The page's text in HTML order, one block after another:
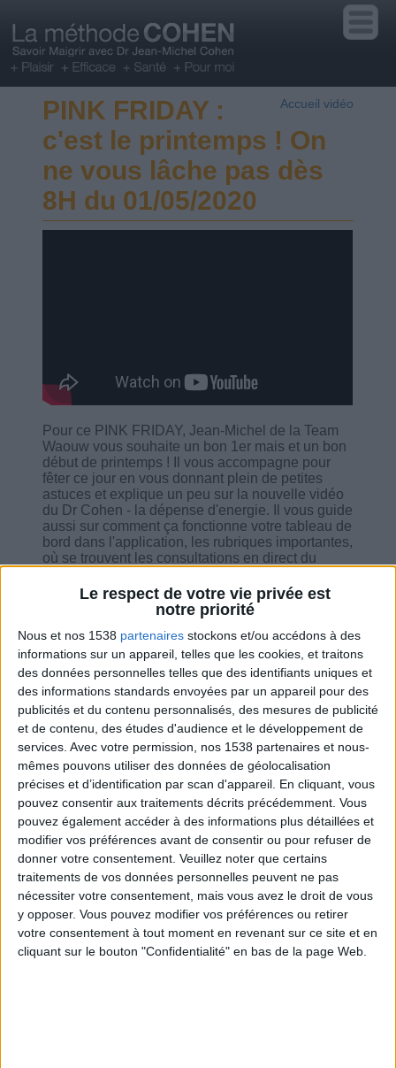
Le respect de votre vie privée est
notre priorité
Nous et nos 1538 partenaires stockons et/ou accédons à des
informations sur un appareil, telles que les cookies, et traitons
des données personnelles telles que des identifiants uniques et
des informations standards envoyées par un appareil pour des
publicités et du contenu personnalisés, des mesures de publicité
et de contenu, des études d'audience et le développement de
services. Avec votre permission, nos 1538 partenaires et nous-
mêmes pouvons utiliser des données de géolocalisation
précises et d’identification par scan d'appareil. En cliquant, vous
pouvez consentir aux traitements décrits précédemment. Vous
pouvez également accéder à des informations plus détaillées et
modifier vos préférences avant de consentir ou pour refuser de
donner votre consentement. Veuillez noter que certains
traitements de vos données personnelles peuvent ne pas
nécessiter votre consentement, mais vous avez le droit de vous
y opposer. Vous pouvez modifier vos préférences ou retirer
votre consentement à tout moment en revenant sur ce site et en
cliquant sur le bouton "Confidentialité" en bas de la page Web.
Accueil vidéo
PINK FRIDAY :
c'est le printemps ! On
ne vous lâche pas dès
8H du 01/05/2020
Pour ce PINK FRIDAY, Jean-Michel de la Team
Waouw vous souhaite un bon 1er mais et un bon
début de printemps ! Il vous accompagne pour
fêter ce jour en vous donnant plein de petites
astuces et explique un peu sur la nouvelle vidéo
du Dr Cohen - la dépense d'energie. Il vous guide
aussi sur comment ça fonctionne votre tableau de
bord dans l'application, les rubriques importantes,
où se trouvent les consultations en direct du
répond à vos questions.
Combien de kilos souhaitez-vous perdre ?
Moins de
5 kilos
De 5 à 10
kilos
Plus de
10 kilos
Service-client & Motivation Voir tout
Les équipes du Service-client et de la
Communauté Savoir Maigrir vous aident
chaque semaine à vous rapprocher
sereinement de votre objectif minceur.